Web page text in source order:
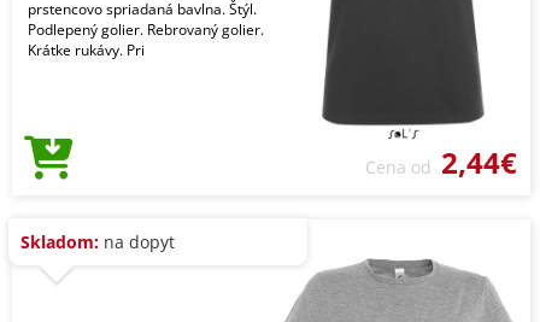
prstencovo spriadaná bavlna. Štýl.
Podlepený golier. Rebrovaný golier.
Krátke rukávy. Pri
Cena od 2,44€
Skladom: na dopyt